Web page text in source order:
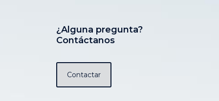
¿Alguna pregunta?
Contáctanos
Contactar